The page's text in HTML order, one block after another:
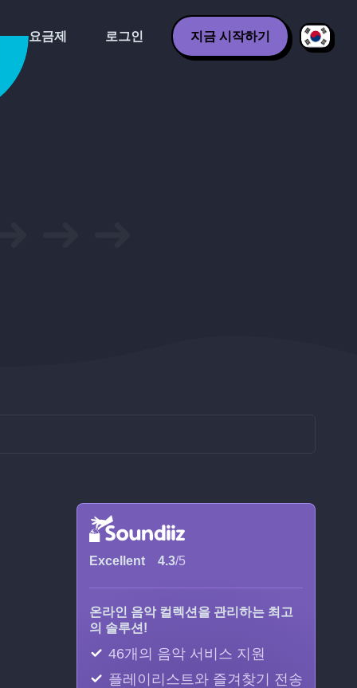
요금제 로그인 지금 시작하기
Excellent 4.3/5
온라인 음악 컬렉션을 관리하는 최고
의 솔루션!
46개의 음악 서비스 지원
플레이리스트와 즐겨찾기 전송